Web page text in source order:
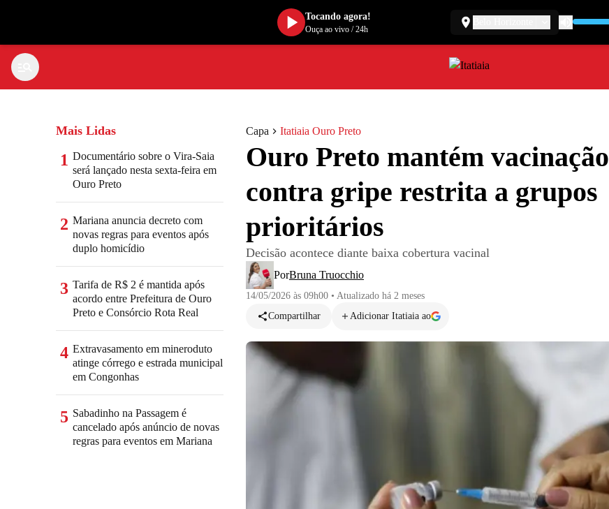
Capa Itatiaia Ouro Preto
Ouro Preto mantém vacinação
contra gripe restrita a grupos
prioritários
Decisão acontece diante baixa cobertura vacinal
PorBruna Truocchio
14/05/2026 às 09h00 • Atualizado há 2 meses
Compartilhar
Adicionar Itatiaia ao
Mais Lidas
1 Documentário sobre o Vira-Saia
será lançado nesta sexta-feira em
Ouro Preto
2 Mariana anuncia decreto com
novas regras para eventos após
duplo homicídio
3 Tarifa de R$ 2 é mantida após
acordo entre Prefeitura de Ouro
Preto e Consórcio Rota Real
4 Extravasamento em mineroduto
atinge córrego e estrada municipal
em Congonhas
5 Sabadinho na Passagem é
cancelado após anúncio de novas
regras para eventos em Mariana
Tocando agora!
Ouça ao vivo/24h